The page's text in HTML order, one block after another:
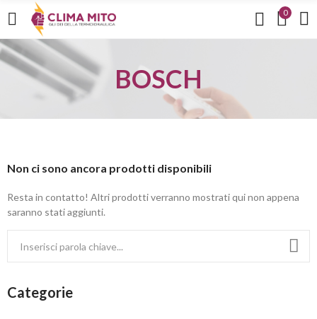
0
BOSCH
Non ci sono ancora prodotti disponibili
Resta in contatto! Altri prodotti verranno mostrati qui non appena
saranno stati aggiunti.
Categorie